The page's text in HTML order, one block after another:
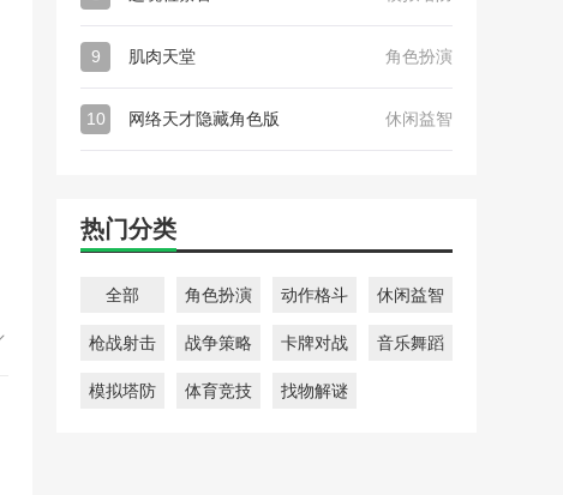
9 肌肉天堂 角色扮演
10 网络天才隐藏角色版 休闲益智
热门分类
全部 角色扮演 动作格斗 休闲益智
枪战射击 战争策略 卡牌对战 音乐舞蹈
模拟塔防 体育竞技 找物解谜